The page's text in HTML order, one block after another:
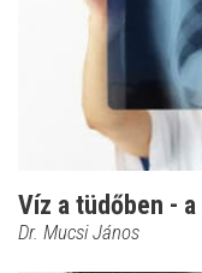
Víz a tüdőben -
Dr. Mucsi János